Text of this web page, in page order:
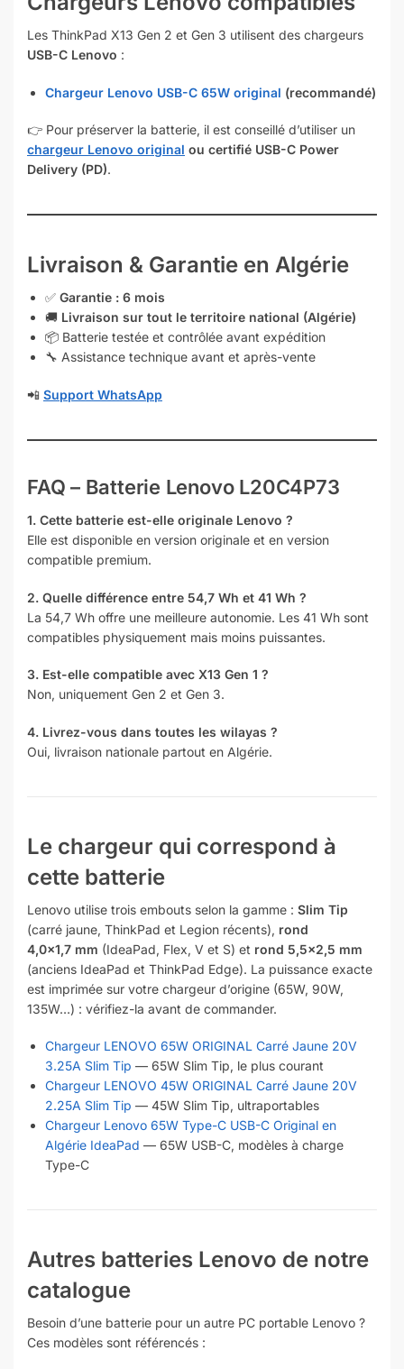
Les ThinkPad X13 Gen 2 et Gen 3 utilisent des chargeurs
USB-C Lenovo :
Chargeur Lenovo USB-C 65W original (recommandé)
👉 Pour préserver la batterie, il est conseillé d’utiliser un
chargeur Lenovo original ou certifié USB-C Power
Delivery (PD).
Livraison & Garantie en Algérie
✅ Garantie : 6 mois
🚚 Livraison sur tout le territoire national (Algérie)
📦 Batterie testée et contrôlée avant expédition
🔧 Assistance technique avant et après-vente
📲 Support WhatsApp
FAQ – Batterie Lenovo L20C4P73
1. Cette batterie est-elle originale Lenovo ?
Elle est disponible en version originale et en version
compatible premium.
2. Quelle différence entre 54,7 Wh et 41 Wh ?
La 54,7 Wh offre une meilleure autonomie. Les 41 Wh sont
compatibles physiquement mais moins puissantes.
3. Est-elle compatible avec X13 Gen 1 ?
Non, uniquement Gen 2 et Gen 3.
4. Livrez-vous dans toutes les wilayas ?
Oui, livraison nationale partout en Algérie.
Le chargeur qui correspond à
cette batterie
Lenovo utilise trois embouts selon la gamme : Slim Tip
(carré jaune, ThinkPad et Legion récents), rond
4,0×1,7 mm (IdeaPad, Flex, V et S) et rond 5,5×2,5 mm
(anciens IdeaPad et ThinkPad Edge). La puissance exacte
est imprimée sur votre chargeur d’origine (65W, 90W,
135W…) : vérifiez-la avant de commander.
Chargeur LENOVO 65W ORIGINAL Carré Jaune 20V
3.25A Slim Tip — 65W Slim Tip, le plus courant
Chargeur LENOVO 45W ORIGINAL Carré Jaune 20V
2.25A Slim Tip — 45W Slim Tip, ultraportables
Chargeur Lenovo 65W Type-C USB-C Original en
Algérie IdeaPad — 65W USB-C, modèles à charge
Type-C
Autres batteries Lenovo de notre
catalogue
Besoin d’une batterie pour un autre PC portable Lenovo ?
Ces modèles sont référencés :